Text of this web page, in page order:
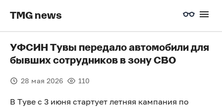
TMG news
УФСИН Тувы передало автомобили для
бывших сотрудников в зону СВО
28 мая 2026 110
В Туве с 3 июня стартует летняя кампания по